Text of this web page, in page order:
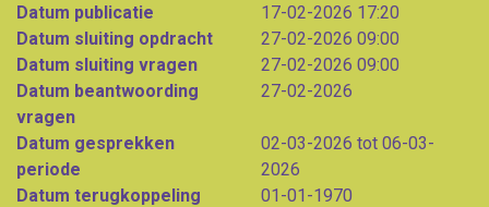
Datum publicatie
17-02-2026 17:20
Datum sluiting opdracht
27-02-2026 09:00
Datum sluiting vragen
27-02-2026 09:00
Datum beantwoording
vragen
27-02-2026
Datum gesprekken
periode
02-03-2026 tot 06-03-
2026
Datum terugkoppeling
01-01-1970